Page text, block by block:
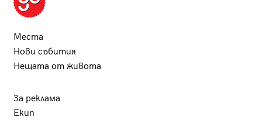
Места
Нови събития
Нещата от живота
За реклама
Екип